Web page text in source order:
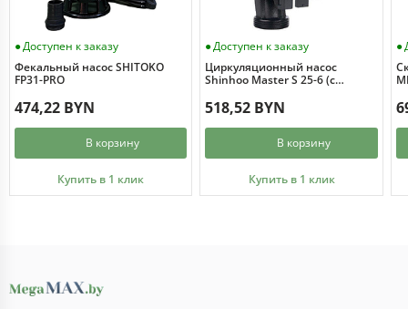
Доступен к заказу
Фекальный насос SHITOKO
FP31-PRO
474,22 BYN
В корзину
Купить в 1 клик
Доступен к заказу
Циркуляционный насос
Shinhoo Master S 25-6 (с
518,52 BYN
В корзину
Купить в 1 клик